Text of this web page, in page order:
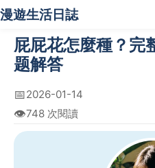
漫遊生活日誌
屁屁花怎麼種？完
题解答
📅2026-01-14
👁️748 次閱讀